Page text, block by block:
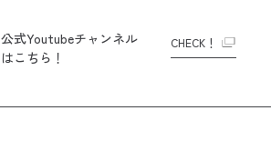
公式Youtubeチャンネル
はこちら！
CHECK！